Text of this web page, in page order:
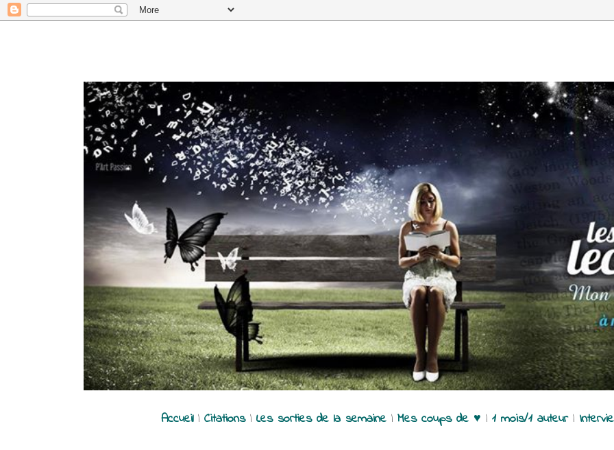
Accueil| Citations| Les sorties de la semaine| Mes coups de ♥ | 1 mois/1 auteur|